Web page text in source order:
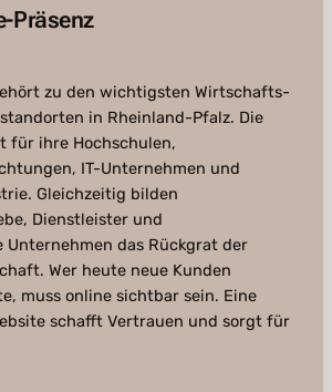
Präsenz
zu den wichtigsten Wirtschafts-
in Rheinland-Pfalz. Die
für ihre Hochschulen,
IT-Unternehmen und
Gleichzeitig bilden
Dienstleister und
das Rückgrat der
Wer heute neue Kunden
muss online sichtbar sein. Eine
schafft Vertrauen und sorgt für